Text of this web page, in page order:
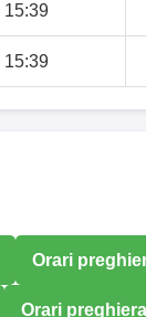
15:39
15:39
Orari
Orari